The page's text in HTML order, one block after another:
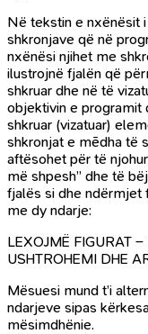
Në tekstin e nxënësit
shkronjave që në
nxënësi njihet me
ilustrojnë fjalën që
shkruar dhe në të
objektivin e programit
shkruar (vizatuar)
shkronjat e mēdha të
aftësohet për të
më shpesh” dhe të
fjalës si dhe ndërmjet
me dy ndarje:
LEXOJMË FIGURAT
USHTROHEMI DHE
Mësuesi mund t’i
ndarjeve sipas
mësimdhënie.